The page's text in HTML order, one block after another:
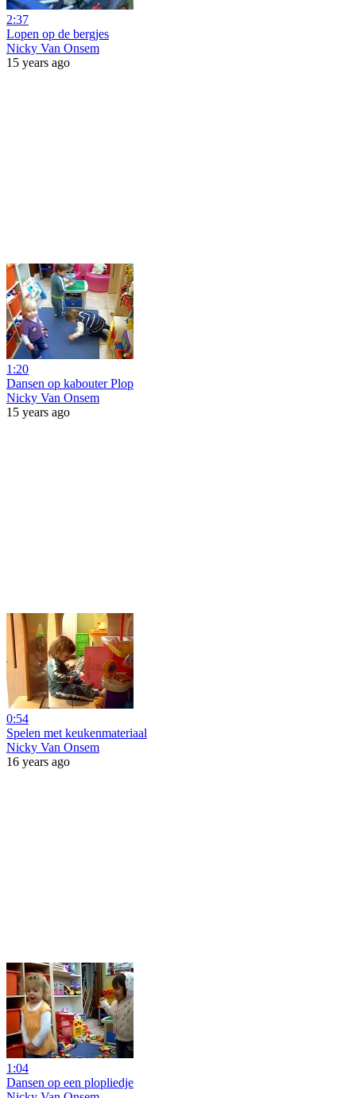
2:37
Lopen op de bergjes
Nicky Van Onsem
15 years ago
1:20
Dansen op kabouter Plop
Nicky Van Onsem
15 years ago
0:54
Spelen met keukenmateriaal
Nicky Van Onsem
16 years ago
1:04
Dansen op een plopliedje